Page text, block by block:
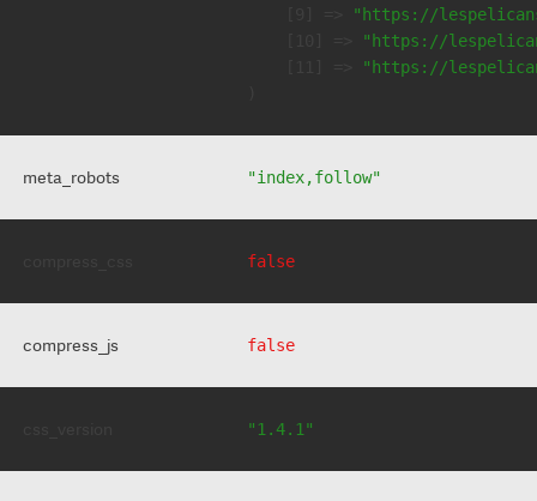
"https://
"https://
"https://
meta_robots "index,follow"
false
compress_js false
"1.4.1"